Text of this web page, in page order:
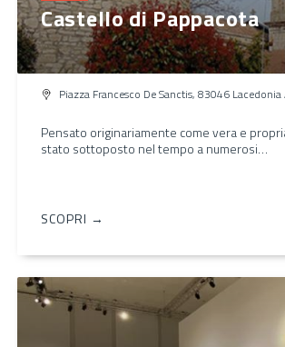
Castello di Pappacota
Piazza Francesco De Sanctis, 83046 Lacedonia
Pensato originariamente come vera e
stato sottoposto nel tempo a numerosi…
SCOPRI →